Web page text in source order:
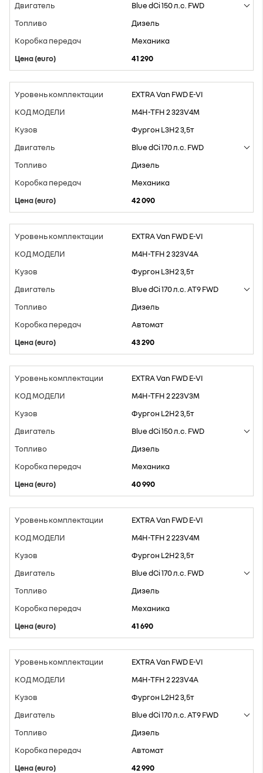
Blue dCi 150 л.с. FWD
Дизель
Mеханика
41 290
EXTRA Van FWD E-VI
M4H-TFH 2 323V4M
Фургон L3H2 3,5т
Blue dCi 170 л.с. FWD
Дизель
Mеханика
42 090
EXTRA Van FWD E-VI
M4H-TFH 2 323V4A
Фургон L3H2 3,5т
Blue dCi 170 л.с. AT9 FWD
Дизель
Aвтомат
43 290
EXTRA Van FWD E-VI
M4H-TFH 2 223V3M
Фургон L2H2 3,5т
Blue dCi 150 л.с. FWD
Дизель
Mеханика
40 990
EXTRA Van FWD E-VI
M4H-TFH 2 223V4M
Фургон L2H2 3,5т
Blue dCi 170 л.с. FWD
Дизель
Mеханика
41 690
EXTRA Van FWD E-VI
M4H-TFH 2 223V4A
Фургон L2H2 3,5т
Blue dCi 170 л.с. AT9 FWD
Дизель
Aвтомат
42 990